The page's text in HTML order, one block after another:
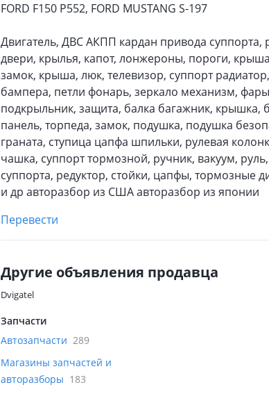
FORD F150 P552, FORD MUSTANG S-197
Двигатель, ДВС АКПП кардан привода
двери, крылья, капот, лонжероны, пороги,
замок, крыша, люк, телевизор, суппорт
бампера, петли фонарь, зеркало механизм,
подкрыльник, защита, балка багажник, крышка,
панель, торпеда, замок, подушка, подушка
граната, ступица цапфа шпильки, рулевая
чашка, суппорт тормозной, ручник, вакуум,
суппорта, редуктор, стойки, цапфы, тормозные
и др авторазбор из США авторазбор из японии
Перевести
Другие объявления продавца
Dvigatel
Запчасти
Автозапчасти 289
Магазины запчастей и
авторазборы 183